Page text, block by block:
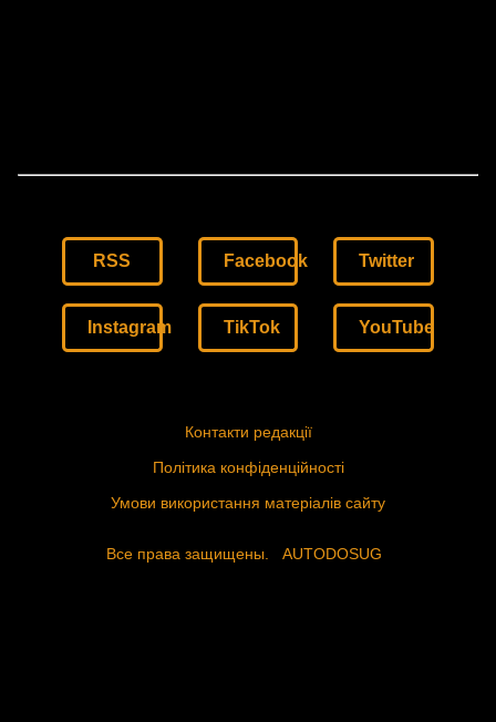
RSS Facebook Twitter
Instagram TikTok YouTube
Контакти редакції
Політика конфіденційності
Умови використання матеріалів сайту
Все права защищены. AUTODOSUG